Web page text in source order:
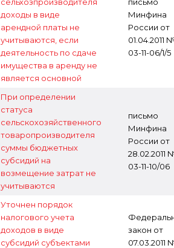
доходы в виде
арендной платы не
учитываются, если
деятельность по сдаче
имущества в аренду не
является основной
Минфина
России от
01.04.2011
03-11-06/1/5
При определении
статуса
сельскохозяйственного
товаропроизводителя
суммы бюджетных
субсидий на
возмещение затрат не
учитываются
письмо
Минфина
России от
28.02.2011
03-11-10/06
Уточнен порядок
налогового учета
доходов в виде
субсидий субъектами
закон от
07.03.2011